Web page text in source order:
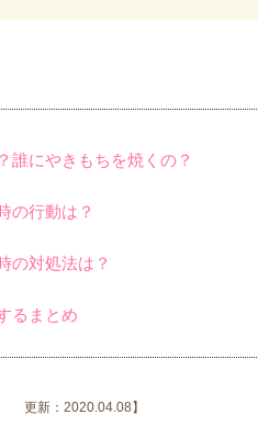
誰にやきもちを焼くの？
の行動は？
の対処法は？
るまとめ
更新：2020.04.08】